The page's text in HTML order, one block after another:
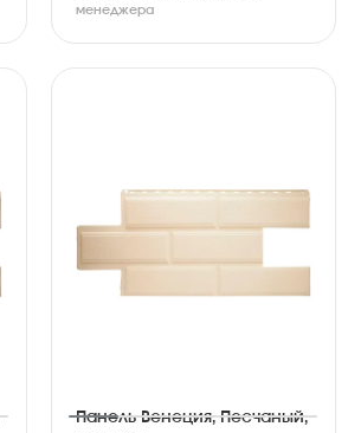
менеджера
Панель Венеция, Песчаный,